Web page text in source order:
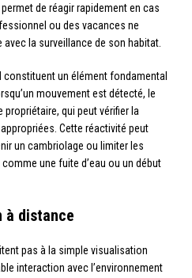
de réagir rapidement en cas
ou des vacances ne
la surveillance de son habitat.
constituent un élément fondamental
mouvement est détecté, le
qui peut vérifier la
Cette réactivité peut
un cambriolage ou limiter les
une fuite d’eau ou un début
à distance
pas à la simple visualisation
interaction avec l’environnement